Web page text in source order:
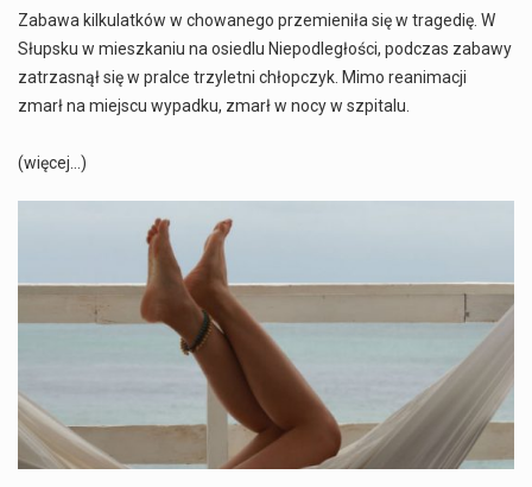
Zabawa kilkulatków w chowanego przemieniła się w tragedię. W
Słupsku w mieszkaniu na osiedlu Niepodległości, podczas zabawy
zatrzasnął się w pralce trzyletni chłopczyk. Mimo reanimacji
zmarł na miejscu wypadku, zmarł w nocy w szpitalu.
(więcej…)